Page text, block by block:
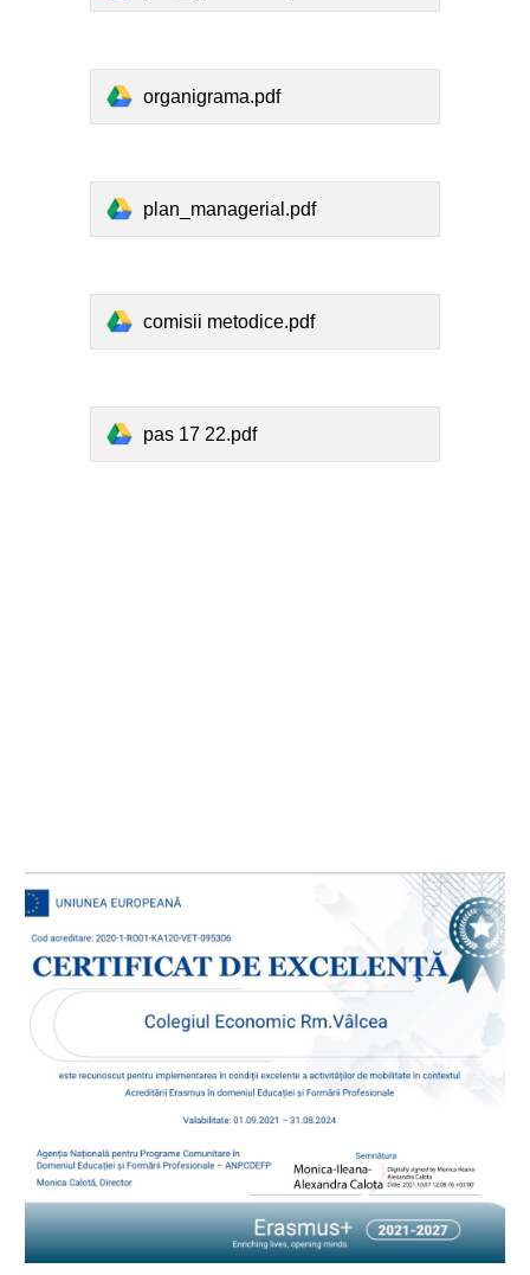
organigrama.pdf
plan_managerial.pdf
comisii metodice.pdf
pas 17 22.pdf